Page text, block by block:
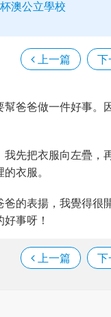
杯澳公立學校
上一篇 下
爸爸做一件好事。
先把衣服向左疊，
衣服。
的表揚，我覺得很
事呀！
上一篇 下